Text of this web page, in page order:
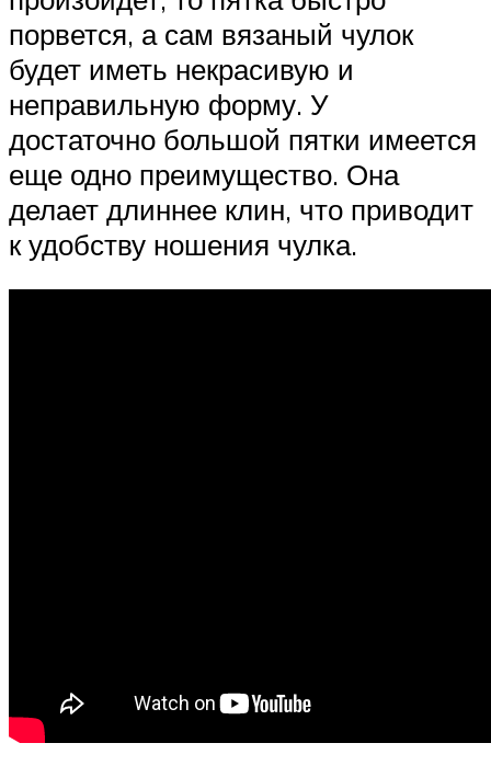
порвется, а сам вязаный чулок
будет иметь некрасивую и
неправильную форму. У
достаточно большой пятки имеется
еще одно преимущество. Она
делает длиннее клин, что приводит
к удобству ношения чулка.